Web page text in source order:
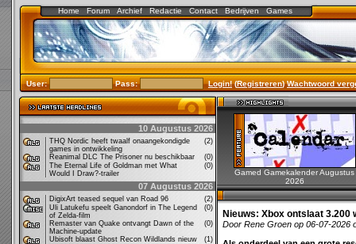
Home Forum Archief Redactie Contact Bedrijven Games
User: Pass: Login!(Registreren)Wachtwoord
10 Augustus 2026
THQ Nordic heeft twaalf onaangekondigde
games in ontwikkeling
(2)
Reanimal DLC The Prisoner nu beschikbaar
(0)
The Eternal Life of Goldman met What
Would I Draw?-trailer
(0)
07 Augustus 2026
DigixArt teased sequel van Road 96
(2)
Uli Latukefu speelt Ganondorf in The Legend
of Zelda-film
(0)
Remaster van Quake ontvangt Dawn of the
Machine-update
(0)
Ubisoft blaast Ghost Recon Wildlands nieuw
(1)
Gamed Gamekalender Augustus
2026
Nieuws: Xbox ontslaat 3.200
Door Rene Groen op 06-07-2026